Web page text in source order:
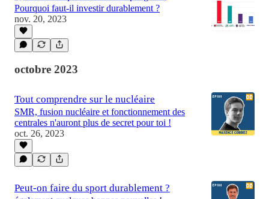
Pourquoi faut-il investir durablement ?
nov. 20, 2023
octobre 2023
Tout comprendre sur le nucléaire
SMR, fusion nucléaire et fonctionnement des
centrales n'auront plus de secret pour toi !
oct. 26, 2023
Peut-on faire du sport durablement ?